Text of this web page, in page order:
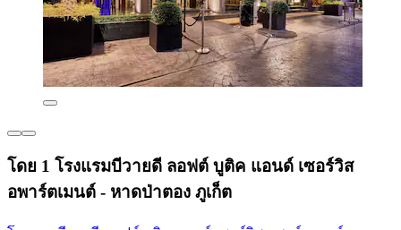
โดย 1 โรงแรมบีวายดี ลอฟต์ บูติค แอนด์ เซอร์วิส
อพาร์ตเมนต์ - หาดป่าตอง ภูเก็ต